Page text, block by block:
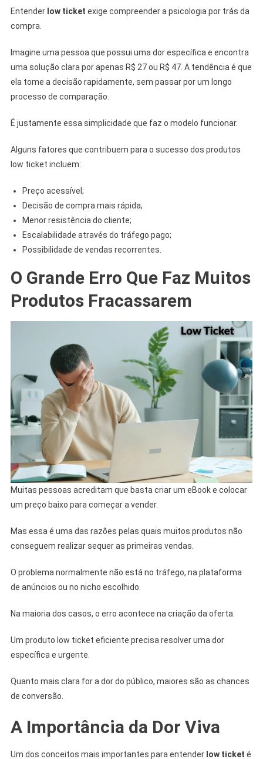
Entender low ticket exige compreender a psicologia por trás da
compra.
Imagine uma pessoa que possui uma dor específica e encontra
uma solução clara por apenas R$ 27 ou R$ 47. A tendência é que
ela tome a decisão rapidamente, sem passar por um longo
processo de comparação.
É justamente essa simplicidade que faz o modelo funcionar.
Alguns fatores que contribuem para o sucesso dos produtos
low ticket incluem:
Preço acessível;
Decisão de compra mais rápida;
Menor resistência do cliente;
Escalabilidade através do tráfego pago;
Possibilidade de vendas recorrentes.
O Grande Erro Que Faz Muitos
Produtos Fracassarem
Muitas pessoas acreditam que basta criar um eBook e colocar
um preço baixo para começar a vender.
Mas essa é uma das razões pelas quais muitos produtos não
conseguem realizar sequer as primeiras vendas.
O problema normalmente não está no tráfego, na plataforma
de anúncios ou no nicho escolhido.
Na maioria dos casos, o erro acontece na criação da oferta.
Um produto low ticket eficiente precisa resolver uma dor
específica e urgente.
Quanto mais clara for a dor do público, maiores são as chances
de conversão.
A Importância da Dor Viva
Um dos conceitos mais importantes para entender low ticket é